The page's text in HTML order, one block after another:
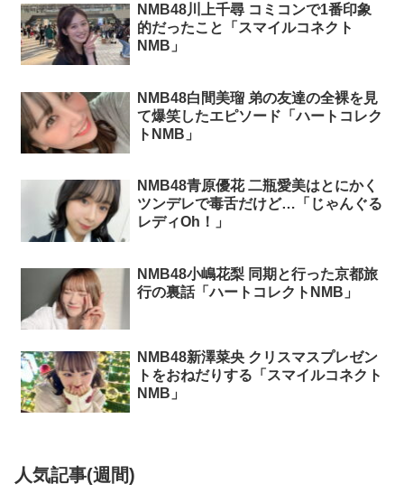
NMB48川上千尋 コミコンで1番印象
的だったこと「スマイルコネクト
NMB」
NMB48白間美瑠 弟の友達の全裸を見
て爆笑したエピソード「ハートコレク
トNMB」
NMB48青原優花 二瓶愛美はとにかく
ツンデレで毒舌だけど…「じゃんぐる
レディOh！」
NMB48小嶋花梨 同期と行った京都旅
行の裏話「ハートコレクトNMB」
NMB48新澤菜央 クリスマスプレゼン
トをおねだりする「スマイルコネクト
NMB」
人気記事(週間)